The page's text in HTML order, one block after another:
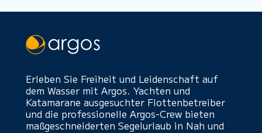
Erleben Sie Freiheit und Leidenschaft auf
dem Wasser mit Argos. Yachten und
Katamarane ausgesuchter Flottenbetreiber
und die professionelle Argos-Crew bieten
maßgeschneiderten Segelurlaub in Nah und